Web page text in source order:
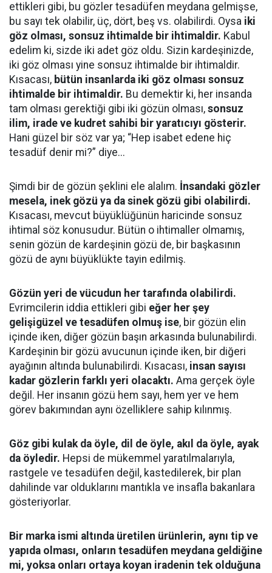
ettikleri gibi, bu gözler tesadüfen meydana gelmişse,
bu sayı tek olabilir, üç, dört, beş vs. olabilirdi. Oysa iki
göz olması, sonsuz ihtimalde bir ihtimaldir. Kabul
edelim ki, sizde iki adet göz oldu. Sizin kardeşinizde,
iki göz olması yine sonsuz ihtimalde bir ihtimaldir.
Kısacası, bütün insanlarda iki göz olması sonsuz
ihtimalde bir ihtimaldir. Bu demektir ki, her insanda
tam olması gerektiği gibi iki gözün olması, sonsuz
ilim, irade ve kudret sahibi bir yaratıcıyı gösterir.
Hani güzel bir söz var ya; “Hep isabet edene hiç
tesadüf denir mi?” diye...
Şimdi bir de gözün şeklini ele alalım. İnsandaki gözler
mesela, inek gözü ya da sinek gözü gibi olabilirdi.
Kısacası, mevcut büyüklüğünün haricinde sonsuz
ihtimal söz konusudur. Bütün o ihtimaller olmamış,
senin gözün de kardeşinin gözü de, bir başkasının
gözü de aynı büyüklükte tayin edilmiş.
Gözün yeri de vücudun her tarafında olabilirdi.
Evrimcilerin iddia ettikleri gibi eğer her şey
gelişigüzel ve tesadüfen olmuş ise, bir gözün elin
içinde iken, diğer gözün başın arkasında bulunabilirdi.
Kardeşinin bir gözü avucunun içinde iken, bir diğeri
ayağının altında bulunabilirdi. Kısacası, insan sayısı
kadar gözlerin farklı yeri olacaktı. Ama gerçek öyle
değil. Her insanın gözü hem sayı, hem yer ve hem
görev bakımından aynı özelliklere sahip kılınmış.
Göz gibi kulak da öyle, dil de öyle, akıl da öyle, ayak
da öyledir. Hepsi de mükemmel yaratılmalarıyla,
rastgele ve tesadüfen değil, kastedilerek, bir plan
dahilinde var olduklarını mantıkla ve insafla bakanlara
gösteriyorlar.
Bir marka ismi altında üretilen ürünlerin, aynı tip ve
yapıda olması, onların tesadüfen meydana geldiğine
mi, yoksa onları ortaya koyan iradenin tek olduğuna